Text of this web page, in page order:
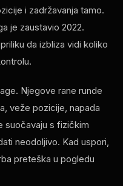
i zadržavanja tamo.
je zaustavio 2022.
da izbliza vidi koliko
Njegove rane runde
veže pozicije, napada
suočavaju s fizičkim
neodoljivo. Kad uspori,
preteška u pogledu